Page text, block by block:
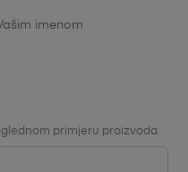
imenom
primjeru proizvoda